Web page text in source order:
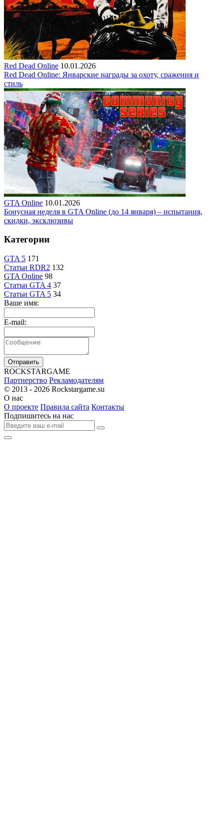
Red Dead Online 10.01.2026
Red Dead Online: Январские награды за охоту, сражения и
стиль
GTA Online 10.01.2026
Бонусная неделя в GTA Online (до 14 января) – испытания,
скидки, эксклюзивы
Категории
GTA 5 171
Статьи RDR2 132
GTA Online 98
Статьи GTA 4 37
Статьи GTA 5 34
Ваше имя:
E-mail:
Отправить
ROCKSTARGAME
Партнерство Рекламодателям
© 2013 - 2026 Rockstargame.su
О нас
О проекте Правила сайта Контакты
Подпишитесь на нас